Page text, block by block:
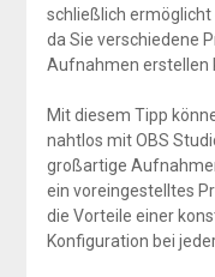
schließlich ermöglicht
da Sie verschiedene
Aufnahmen erstellen
Mit diesem Tipp
nahtlos mit OBS
großartige
ein voreingestelltes
die Vorteile einer
Konfiguration bei